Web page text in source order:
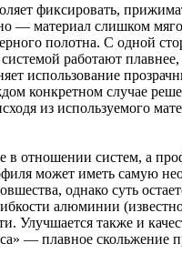
фиксировать,
— материал слишком
полотна. С одной
работают плавнее,
использование
конкретном случае
из используемого
в отношении систем, а
может иметь самую
однако суть
алюминии
Улучшается также и
— плавное скольжение